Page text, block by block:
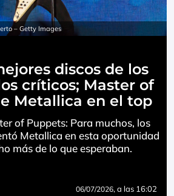
– Getty Images
discos de los
críticos; Master of
Metallica en el top
of Puppets: Para muchos, los
Metallica en esta oportunidad
más de lo que esperaban.
06/07/2026, a las 16:02